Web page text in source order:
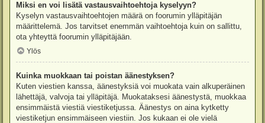
Miksi en voi lisätä vastausvaihtoehtoja kyselyyn?
Kyselyn vastausvaihtoehtojen määrä on foorumin ylläpitäjän
määrittelemä. Jos tarvitset enemmän vaihtoehtoja kuin on sallittu,
ota yhteyttä foorumin ylläpitäjään.
Ylös
Kuinka muokkaan tai poistan äänestyksen?
Kuten viestien kanssa, äänestyksiä voi muokata vain alkuperäinen
lähettäjä, valvoja tai ylläpitäjä. Muokataksesi äänestystä, muokkaa
ensimmäistä viestiä viestiketjussa. Äänestys on aina kytketty
viestiketjun ensimmäiseen viestiin. Jos kukaan ei ole vielä